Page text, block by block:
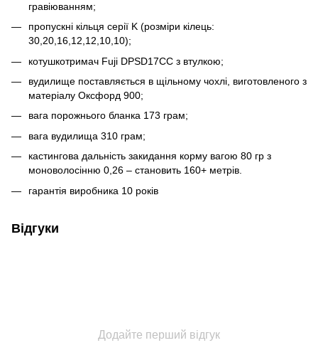
гравіюванням;
пропускні кільця серії K (розміри кілець:
30,20,16,12,12,10,10);
котушкотримач Fuji DPSD17CC з втулкою;
вудилище поставляється в щільному чохлі, виготовленого з
матеріалу Оксфорд 900;
вага порожнього бланка 173 грам;
вага вудилища 310 грам;
кастингова дальність закидання корму вагою 80 гр з
моноволосінню 0,26 – становить 160+ метрів.
гарантія виробника 10 років
Відгуки
Додайте перший відгук